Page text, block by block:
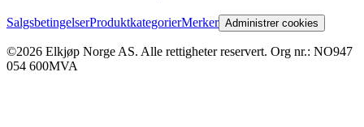
SalgsbetingelserProduktkategorierMerker Administrer cookies
©2026 Elkjøp Norge AS. Alle rettigheter reservert. Org nr.: NO947
054 600MVA